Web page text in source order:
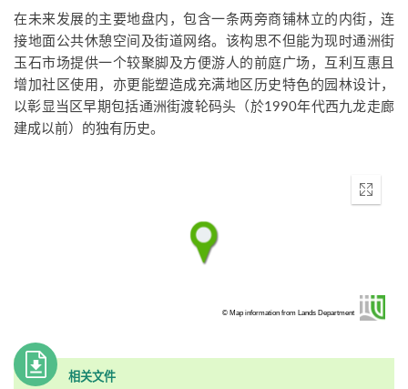
在未来发展的主要地盘内，包含一条两旁商铺林立的内街，连
接地面公共休憩空间及街道网络。该构思不但能为现时通洲街
玉石市场提供一个较聚脚及方便游人的前庭广场，互利互惠且
增加社区使用，亦更能塑造成充满地区历史特色的园林设计，
以彰显当区早期包括通洲街渡轮码头（於1990年代西九龙走廊
建成以前）的独有历史。
Enter
© Map information from Lands Department
相关文件